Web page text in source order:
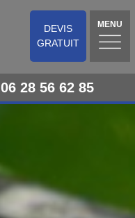
DEVIS
GRATUIT
MENU
06 28 56 62 85